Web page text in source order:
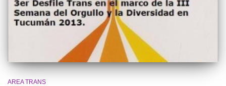
AREA TRANS